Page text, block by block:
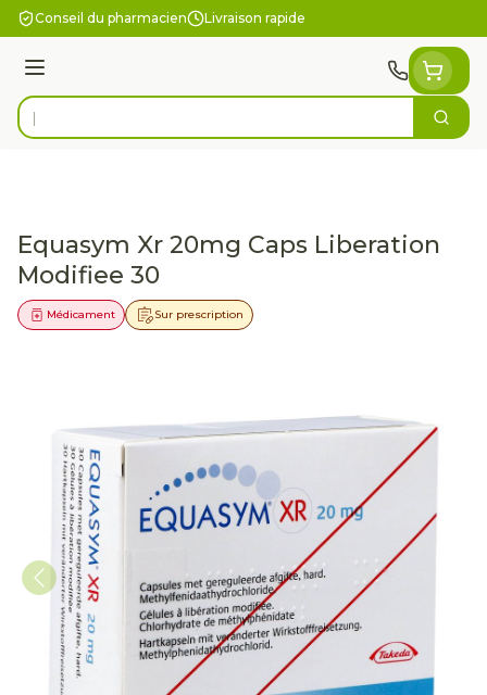
Aller au contenu
Conseil du pharmacien Livraison rapide
Menu
Rechercher
Equasym Xr 20mg Caps Liberation
Modifiee 30
Sur prescription
Médicament